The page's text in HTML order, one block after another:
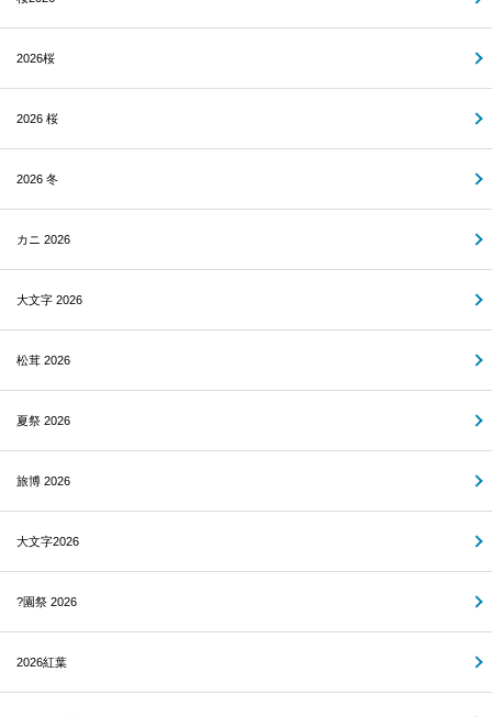
2026桜
2026 桜
2026 冬
カニ 2026
大文字 2026
松茸 2026
夏祭 2026
旅博 2026
大文字2026
?園祭 2026
2026紅葉